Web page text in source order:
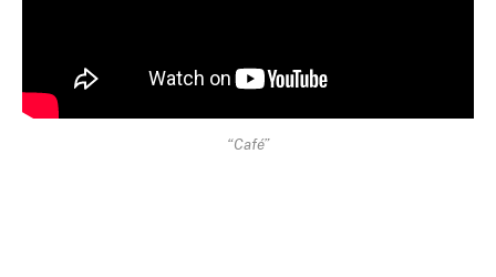
“Café”